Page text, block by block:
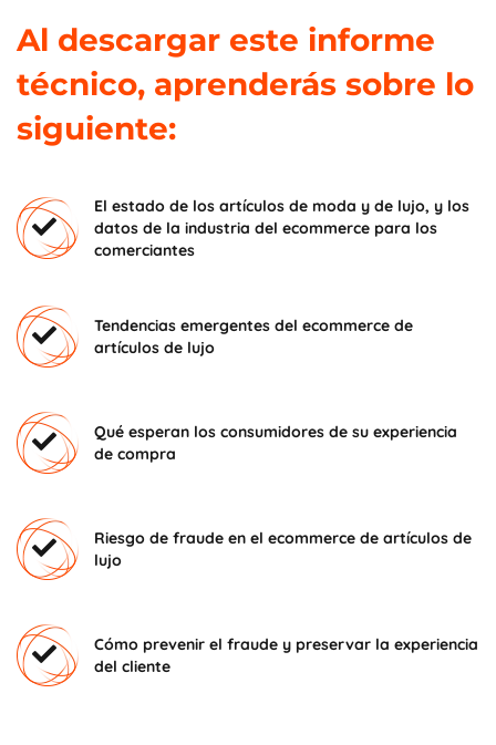
Al descargar este informe
técnico, aprenderás sobre lo
siguiente:
El estado de los artículos de moda y de lujo, y los
datos de la industria del ecommerce para los
comerciantes
Tendencias emergentes del ecommerce de
artículos de lujo
Qué esperan los consumidores de su experiencia
de compra
Riesgo de fraude en el ecommerce de artículos de
lujo
Cómo prevenir el fraude y preservar la experiencia
del cliente